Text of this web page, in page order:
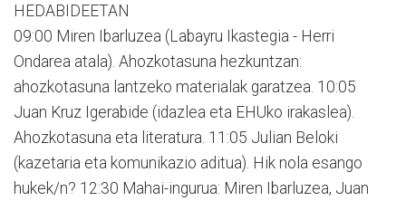
HEDABIDEETAN
09:00 Miren Ibarluzea (Labayru Ikastegia - Herri
Ondarea atala). Ahozkotasuna hezkuntzan:
ahozkotasuna lantzeko materialak garatzea. 10:05
Juan Kruz Igerabide (idazlea eta EHUko irakaslea).
Ahozkotasuna eta literatura. 11:05 Julian Beloki
(kazetaria eta komunikazio aditua). Hik nola esango
hukek/n? 12:30 Mahai-ingurua: Miren Ibarluzea, Juan